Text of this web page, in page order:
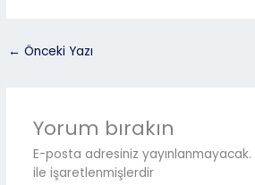
← Önceki Yazı
Yorum bırakın
E-posta adresiniz yayınlanmayacak.
ile işaretlenmişlerdir